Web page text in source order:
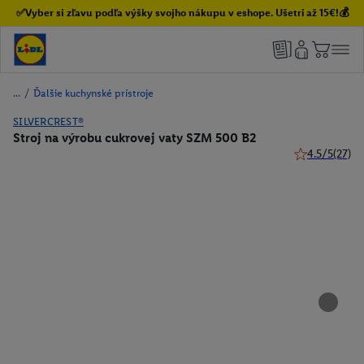
✅Vyber si zľavu podľa výšky svojho nákupu v eshope. Ušetri až 15€!💰
/ Ďalšie kuchynské prístroje
SILVERCREST®
Stroj na výrobu cukrovej vaty SZM 500 B2
4.5/5(27)